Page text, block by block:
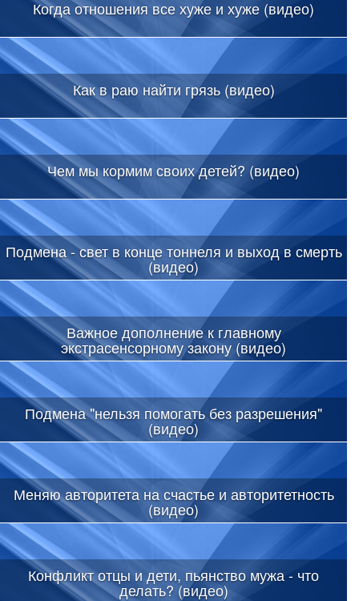
Когда отношения все хуже и хуже (видео)
Как в раю найти грязь (видео)
Чем мы кормим своих детей? (видео)
Подмена - свет в конце тоннеля и выход в смерть
(видео)
Важное дополнение к главному
экстрасенсорному закону (видео)
Подмена "нельзя помогать без разрешения"
(видео)
Меняю авторитета на счастье и авторитетность
(видео)
Конфликт отцы и дети, пьянство мужа - что
делать? (видео)